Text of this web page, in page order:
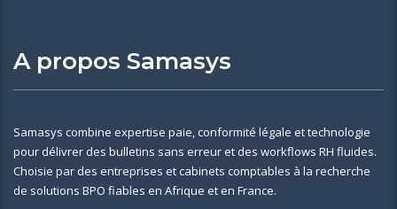
A propos Samasys
Samasys combine expertise paie, conformité légale et technologie
pour délivrer des bulletins sans erreur et des workflows RH fluides.
Choisie par des entreprises et cabinets comptables à la recherche
de solutions BPO fiables en Afrique et en France.